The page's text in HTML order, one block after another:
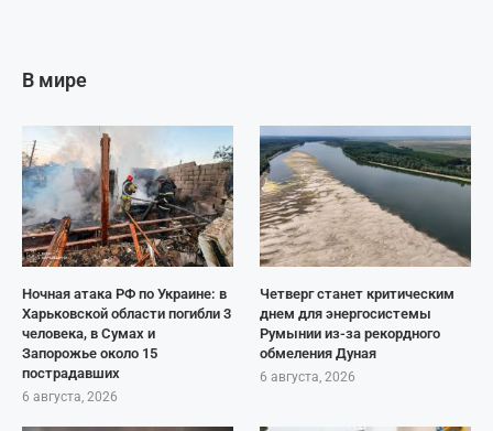
В мире
Ночная атака РФ по Украине: в
Харьковской области погибли 3
человека, в Сумах и
Запорожье около 15
пострадавших
6 августа, 2026
Четверг станет критическим
днем для энергосистемы
Румынии из-за рекордного
обмеления Дуная
6 августа, 2026